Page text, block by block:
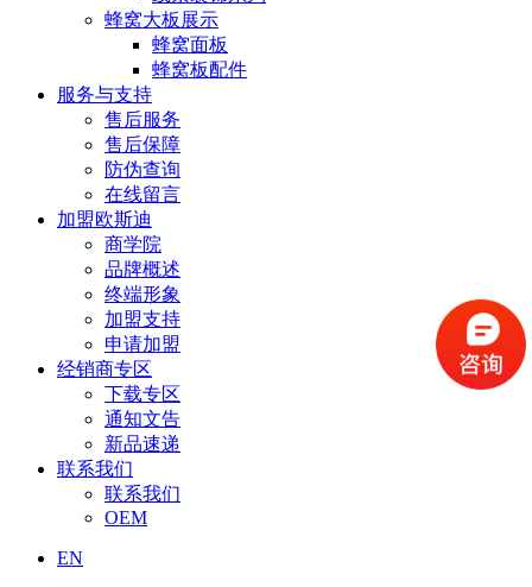
蜂窝大板展示
蜂窝面板
蜂窝板配件
服务与支持
售后服务
售后保障
防伪查询
在线留言
加盟欧斯迪
商学院
品牌概述
终端形象
加盟支持
申请加盟
经销商专区
下载专区
通知文告
新品速递
联系我们
联系我们
OEM
EN